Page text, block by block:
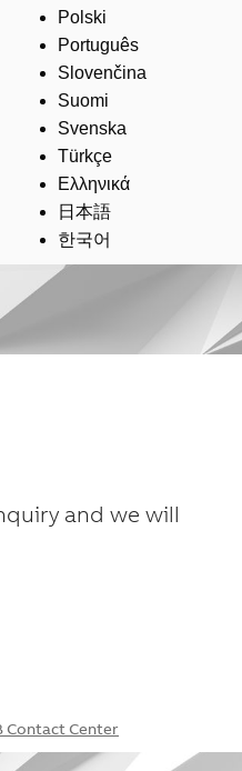
Polski
Português
Slovenčina
Suomi
Svenska
Türkçe
Ελληνικά
日本語
한국어
and we will
Contact Center